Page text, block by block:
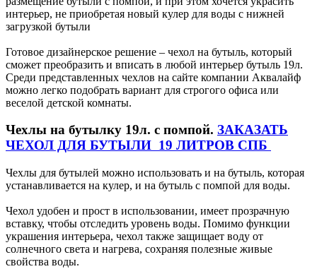
интерьер, не приобретая новый кулер для воды с нижней
загрузкой бутыли
Готовое дизайнерское решение – чехол на бутыль, который
сможет преобразить и вписать в любой интерьер бутыль 19л.
Среди представленных чехлов на сайте компании Аквалайф
можно легко подобрать вариант для строгого офиса или
веселой детской комнаты.
Чехлы на бутылку 19л. с помпой. ЗАКАЗАТЬ
ЧЕХОЛ ДЛЯ БУТЫЛИ 19 ЛИТРОВ СПБ
Чехлы для бутылей можно использовать и на бутыль, которая
устанавливается на кулер, и на бутыль с помпой для воды.
Чехол удобен и прост в использовании, имеет прозрачную
вставку, чтобы отследить уровень воды. Помимо функции
украшения интерьера, чехол также защищает воду от
солнечного света и нагрева, сохраняя полезные живые
свойства воды.